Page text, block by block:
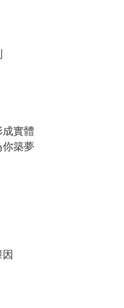
成實體
你築夢
因